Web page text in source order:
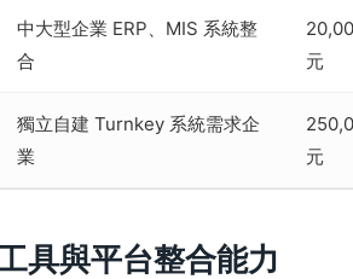
中大型企業 ERP、MIS 系統整
合
元
獨立自建 Turnkey 系統需求企
業
元
具與平台整合能力